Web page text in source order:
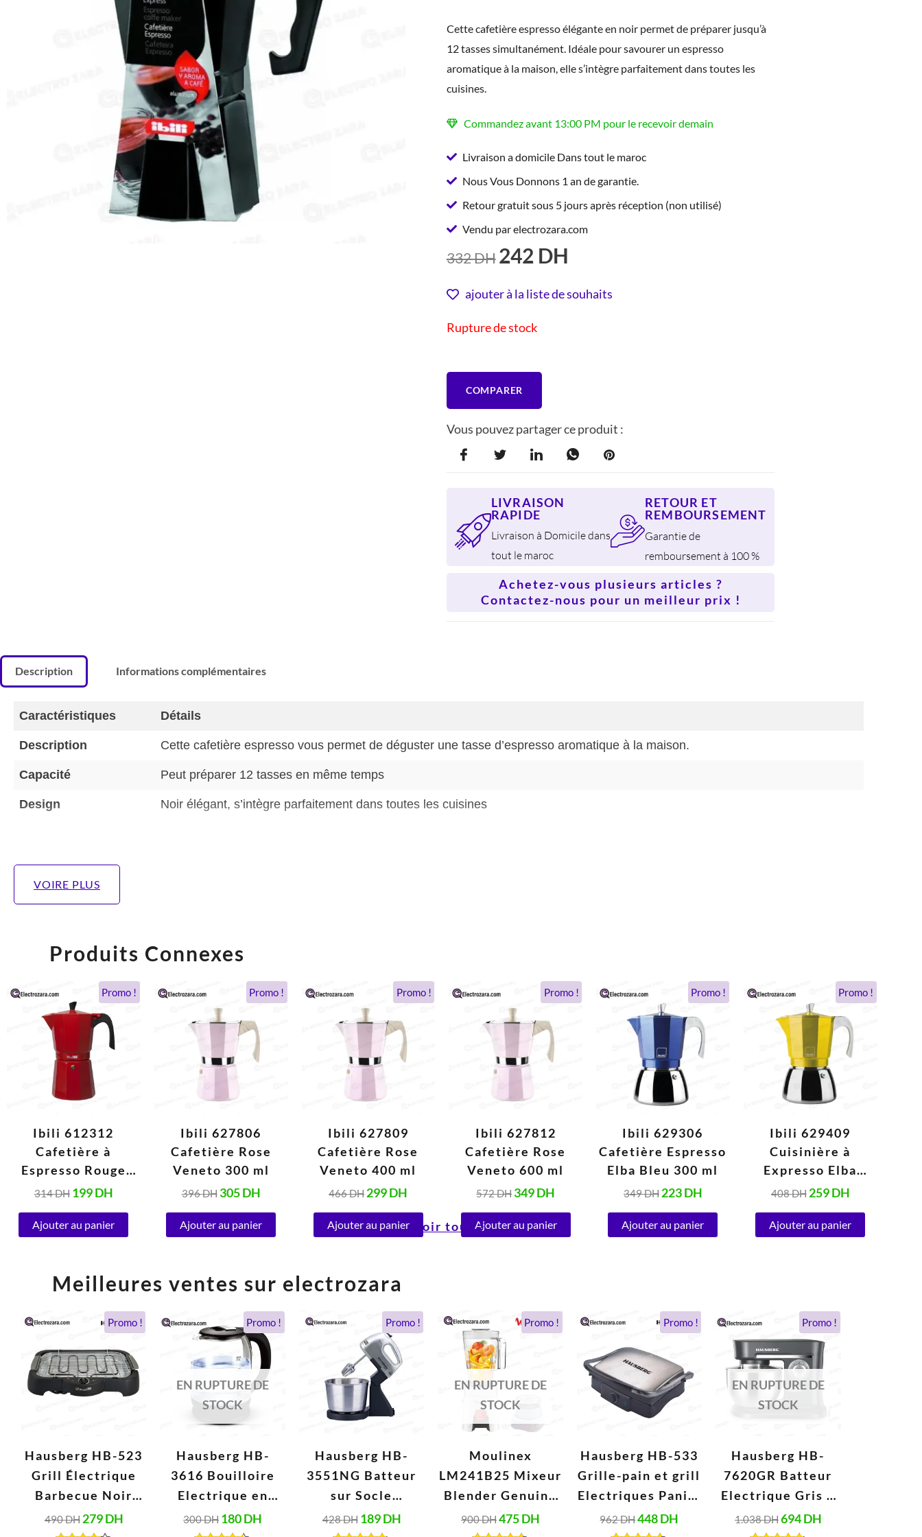
Cette cafetière espresso élégante en noir permet de préparer jusqu’à
12 tasses simultanément. Idéale pour savourer un espresso
aromatique à la maison, elle s’intègre parfaitement dans toutes les
cuisines.
Commandez avant 13:00 PM pour le recevoir demain
Livraison a domicile Dans tout le maroc
Nous Vous Donnons 1 an de garantie.
Retour gratuit sous 5 jours après réception (non utilisé)
Vendu par electrozara.com
332DH LE
INITIAL
332 DH.
242 DH
ACTUEL
ajouter à la liste de souhaits
Rupture de stock
COMPARER
Vous pouvez partager ce produit :
LIVRAISON
RAPIDE
Livraison à Domicile dans
tout le maroc
RETOUR ET
REMBOURSEMENT
Garantie de
remboursement à 100 %
Achetez-vous plusieurs articles ?
Contactez-nous pour un meilleur prix !
Description Informations complémentaires
Caractéristiques Détails
Description Cette cafetière espresso vous permet de déguster une tasse d’espresso aromatique à la maison.
Capacité Peut préparer 12 tasses en même temps
Design Noir élégant, s’intègre parfaitement dans toutes les cuisines
VOIRE PLUS
Produits Connexes
Promo !
Ibili 612312
Cafetière à
Espresso Rouge
Bahia 600 ml
314DH
prix
initial
était :
314 DH.
199DH
Le
prix
actuel
est :
199 DH.
Ajouter au panier
Promo !
Ibili 627806
Cafetière Rose
Veneto 300 ml
396DH
initial
était :
396 DH.
305DH
Le
prix
est :
305 DH.
Ajouter au panier
Promo !
Ibili 627809
Cafetière Rose
Veneto 400 ml
466DH
initial
était :
466 DH.
299DH
Le
prix
Ajouter au panier
Promo !
Ibili 627812
Cafetière Rose
Veneto 600 ml
572DH
initial
était :
572 DH.
349DH
Le
prix
Ajouter au panier
Promo !
Ibili 629306
Cafetière Espresso
Elba Bleu 300 ml
349DH
prix
initial
était :
349 DH.
223DH
Le
prix
actuel
est :
223 DH.
Ajouter au panier
Promo !
Ibili 629409
Cuisinière à
Expresso Elba
Jaune 450 ml
408DH
prix
initial
était :
408 DH.
259DH
Le
prix
actuel
est :
259 DH.
Ajouter au panier
Voir tout >
Meilleures ventes sur electrozara
Promo !
Hausberg HB-523
Grill Électrique
Barbecue Noir
(2000W, 230V,
490DH
initial
était :
490 DH.
279DH
Le
prix
actuel
est :
279 DH.
Promo !
EN RUPTURE DE
STOCK
Hausberg HB-
3616 Bouilloire
Electrique en
Verre 2 Litres,
300DH
prix
initial
était :
300 DH.
180DH
Le
prix
actuel
est :
180 DH.
Promo !
Hausberg HB-
3551NG Batteur
sur Socle
Électrique avec
428DH
prix
initial
était :
428 DH.
189DH
Le
prix
actuel
est :
Promo !
EN RUPTURE DE
STOCK
Moulinex
LM241B25 Mixeur
Blender Genuine
1,75 Litres (500W,
900DH
prix
initial
était :
900 DH.
475DH
Le
prix
475 DH.
Promo !
Hausberg HB-533
Grille-pain et grill
Electriques Panini
en acier
962DH
initial
était :
962 DH.
448DH
Le
prix
est :
448 DH.
Promo !
EN RUPTURE DE
STOCK
Hausberg HB-
7620GR Batteur
Electrique Gris 6
Vitesses 5 Litres
1.038DH
prix
initial
était :
1.038 DH.
694DH
Le
prix
actuel
est :
694 DH.